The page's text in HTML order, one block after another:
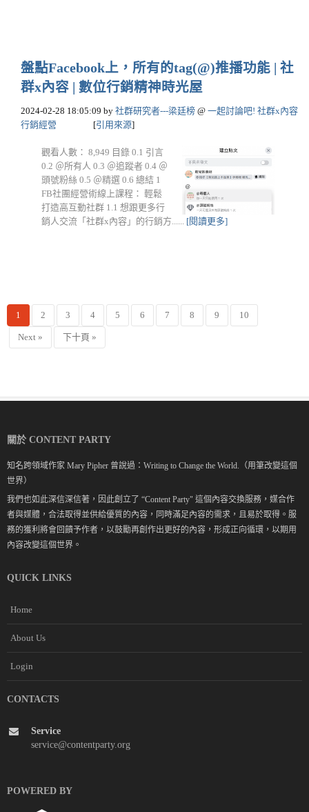
盤點Facebook上，所有的tag(@)推播功能 | 社
群x內容 | 數位行銷精神時光屋
2024-02-28 18:05:09 by 社群研究者---梁廷榜 @ 一起討論吧! 社群x內容
行銷經營
[引用來源]
觀看人數： 8,949 目錄 0.1 引言
0.2 ＠所有人 0.3 ＠追蹤者 0.4 ＠
頭號粉絲 0.5 ＠精選 0.6 總結 1
FB社團經營術線上課程： 輕鬆
打造高互動社群 1.1 想跟更多行
銷人交流「社群x內容」的行銷方...... [閱讀更多]
1 2 3 4 5 6 7 8 9 10
Next » 下十頁 »
關於 CONTENT PARTY
知名跨領域作家 Mary Pipher 曾說過：Writing to Change the World.（用筆改變這個
世界）
我們也如此深信深信著，因此創立了 “Content Party" 這個內容交換服務，媒合作
者與媒體，合法取得並供給優質的內容，同時滿足內容的需求，且易於取得。服
務的獲利將會回饋予作者，以鼓勵再創作出更好的內容，形成正向循環，以期用
內容改變這個世界。
QUICK LINKS
Home
About Us
Login
CONTACTS
Service
service@contentparty.org
POWERED BY